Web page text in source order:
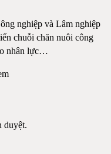
nghiệp và Lâm nghiệp
chuỗi chăn nuôi công
nhân lực…
duyệt.